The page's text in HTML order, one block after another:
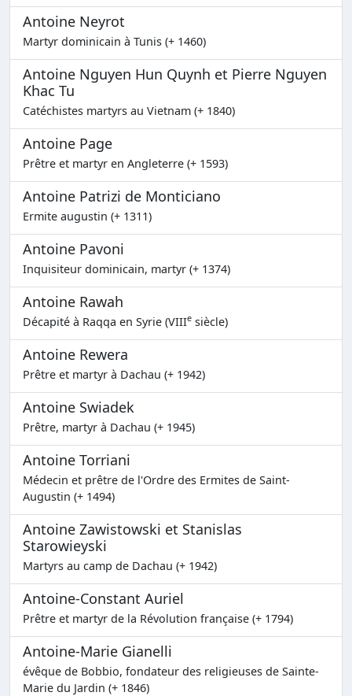
Antoine Neyrot
Martyr dominicain à Tunis (+ 1460)
Antoine Nguyen Hun Quynh et Pierre Nguyen
Khac Tu
Catéchistes martyrs au Vietnam (+ 1840)
Antoine Page
Prêtre et martyr en Angleterre (+ 1593)
Antoine Patrizi de Monticiano
Ermite augustin (+ 1311)
Antoine Pavoni
Inquisiteur dominicain, martyr (+ 1374)
Antoine Rawah
Décapité à Raqqa en Syrie (VIIIe siècle)
Antoine Rewera
Prêtre et martyr à Dachau (+ 1942)
Antoine Swiadek
Prêtre, martyr à Dachau (+ 1945)
Antoine Torriani
Médecin et prêtre de l'Ordre des Ermites de Saint-
Augustin (+ 1494)
Antoine Zawistowski et Stanislas
Starowieyski
Martyrs au camp de Dachau (+ 1942)
Antoine-Constant Auriel
Prêtre et martyr de la Révolution française (+ 1794)
Antoine-Marie Gianelli
évêque de Bobbio, fondateur des religieuses de Sainte-
Marie du Jardin (+ 1846)